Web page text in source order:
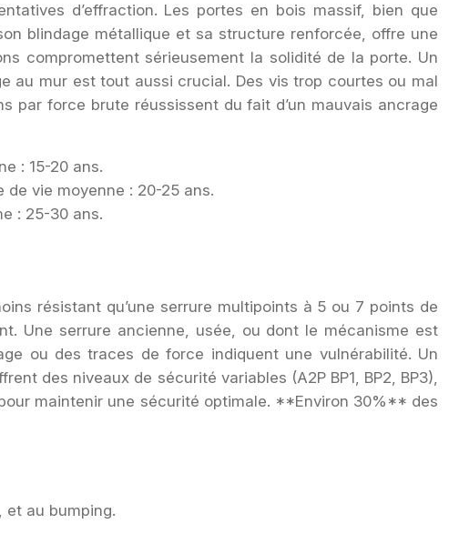
d’effraction. Les portes en bois massif, bien que
blindage métallique et sa structure renforcée, offre une
compromettent sérieusement la solidité de la porte. Un
au mur est tout aussi crucial. Des vis trop courtes ou mal
force brute réussissent du fait d’un mauvais ancrage
: 15-20 ans.
vie moyenne : 20-25 ans.
: 25-30 ans.
résistant qu’une serrure multipoints à 5 ou 7 points de
Une serrure ancienne, usée, ou dont le mécanisme est
ou des traces de force indiquent une vulnérabilité. Un
des niveaux de sécurité variables (A2P BP1, BP2, BP3),
maintenir une sécurité optimale. **Environ 30%** des
au bumping.